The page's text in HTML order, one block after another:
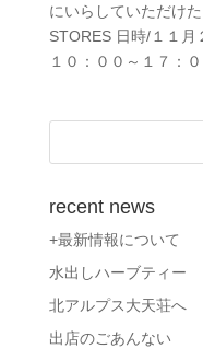
にいらしていただけ
STORES 日時/１１月
１０：００～１７：０
recent news
+最新情報について
水出しハーブティー
北アルプス大天荘へ
出店のごあんない